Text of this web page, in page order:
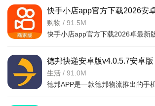
快手小店app官方下载2026安
v7.2.40.481安卓最新版
购物 / 91.5M
德邦快递安卓版v4.0.5.7安卓版
生活 / 91.0M